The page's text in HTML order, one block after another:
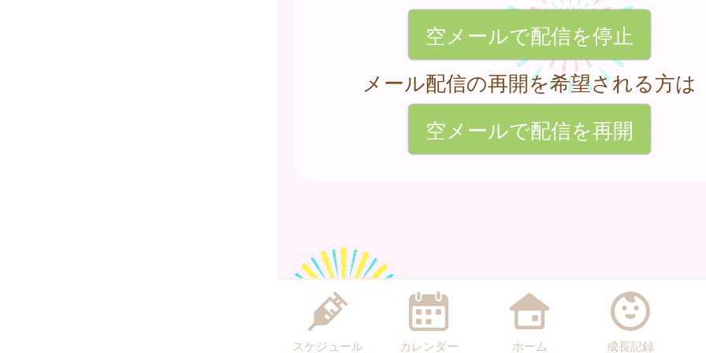
空メールで配信を停止
メール配信の再開を希望される方は
空メールで配信を再開
スケジュール カレンダー ホーム 成長記録